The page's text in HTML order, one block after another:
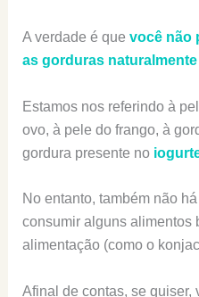
A verdade é que você não
as gorduras
Estamos nos referindo à
ovo, à pele do frango, à
gordura presente no
No entanto, também não
consumir alguns alimentos
alimentação (como o
Afinal de contas, se quiser,